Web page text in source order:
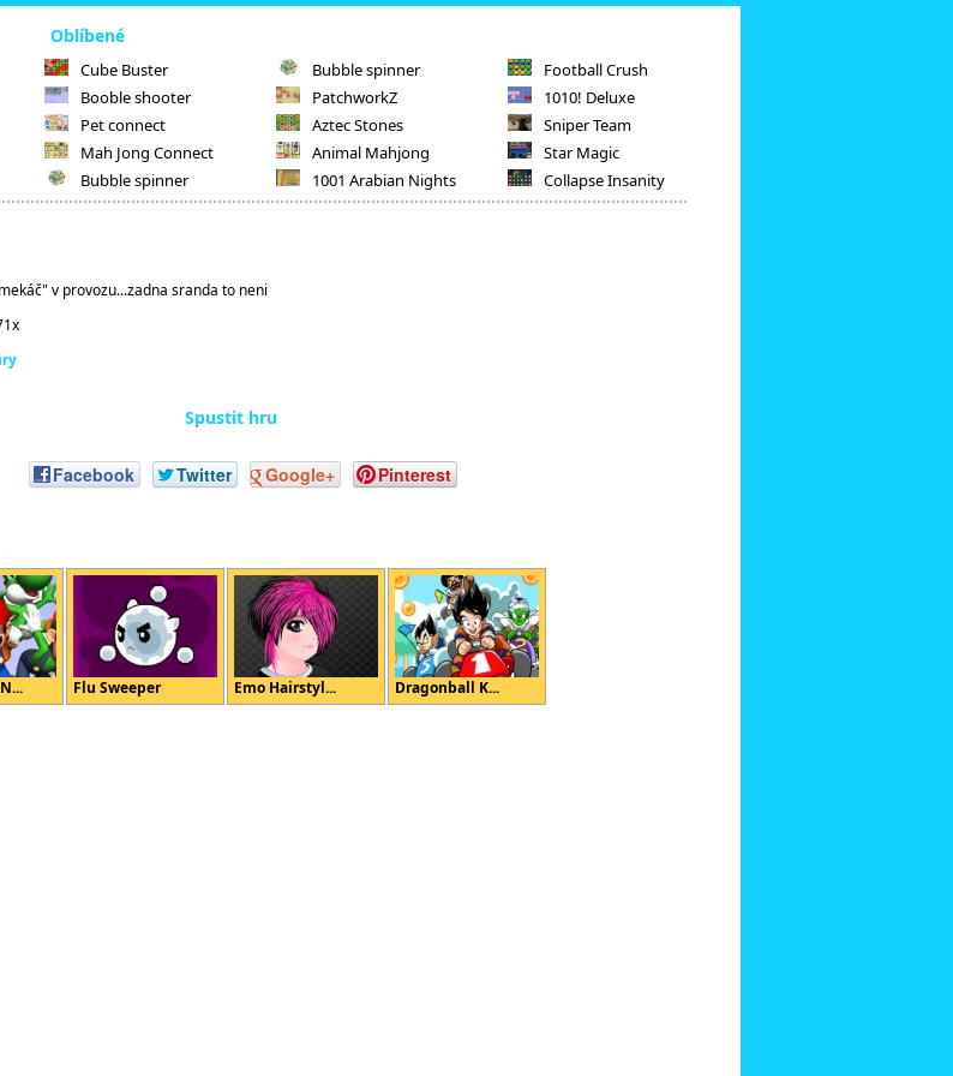
Oblíbené
Cube Buster
Booble shooter
Pet connect
Mah Jong Connect
Bubble spinner
Bubble spinner
PatchworkZ
Aztec Stones
Animal Mahjong
1001 Arabian Nights
Football Crush
1010! Deluxe
Sniper Team
Star Magic
Collapse Insanity
v provozu...zadna sranda to neni
Spustit hru
Facebook Twitter Google+ Pinterest
Flu Sweeper Emo Hairstyl... Dragonball K...